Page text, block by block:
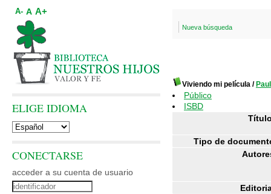
Nueva búsqueda
Viviendo mi película /
Público
ISBD
Tipo de
A- A A+
ELIGE IDIOMA
CONECTARSE
acceder a su cuenta de usuario